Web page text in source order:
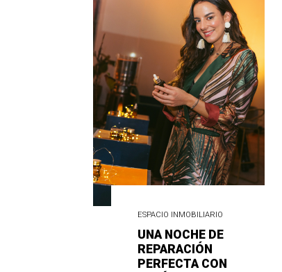
ESPACIO INMOBILIARIO
UNA NOCHE DE
REPARACIÓN
PERFECTA CON